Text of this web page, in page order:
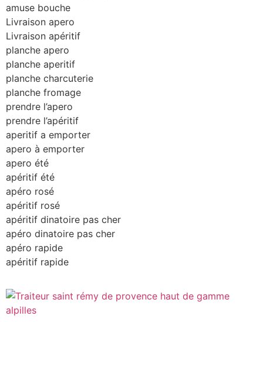
amuse bouche
Livraison apero
Livraison apéritif
planche apero
planche aperitif
planche charcuterie
planche fromage
prendre l’apero
prendre l’apéritif
aperitif a emporter
apero à emporter
apero été
apéritif été
apéro rosé
apéritif rosé
apéritif dinatoire pas cher
apéro dinatoire pas cher
apéro rapide
apéritif rapide